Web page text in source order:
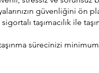
güvenliğini ön
taşımacılık ile
sürecinizi